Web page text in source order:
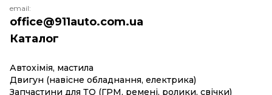
Каталог
Автохімія, мастила
Двигун (навісне обладнання, електрика)
Запчастини для ТО (ГРМ, ремені, ролики, свічки)
email:
office@911auto.com.ua